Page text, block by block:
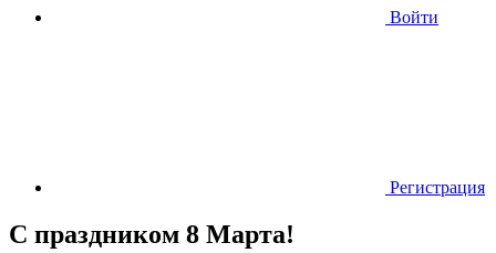
Войти
Регистрация
С праздником 8 Марта!